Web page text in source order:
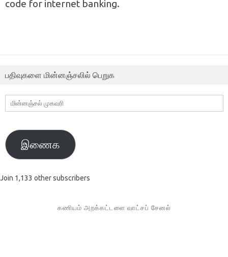
code for internet banking.
பதிவுகளை மின்னஞ்சலில் பெறுக
மின்னஞ்சல்
முகவரி
இணைக
Join 1,133 other subscribers
கணியம் அறக்கட்டளை வாட்சப் சேனல்